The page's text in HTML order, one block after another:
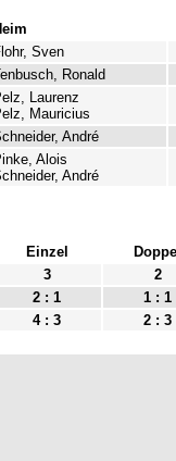
Sven
Ronald
Laurenz
Mauricius
André
Alois
André
Einzel
3
2
2 : 1
1 : 1
4 : 3 2 : 3